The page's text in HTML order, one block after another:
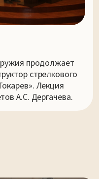
продолжает
стрелкового
Лекция
А.С. Дергачева.